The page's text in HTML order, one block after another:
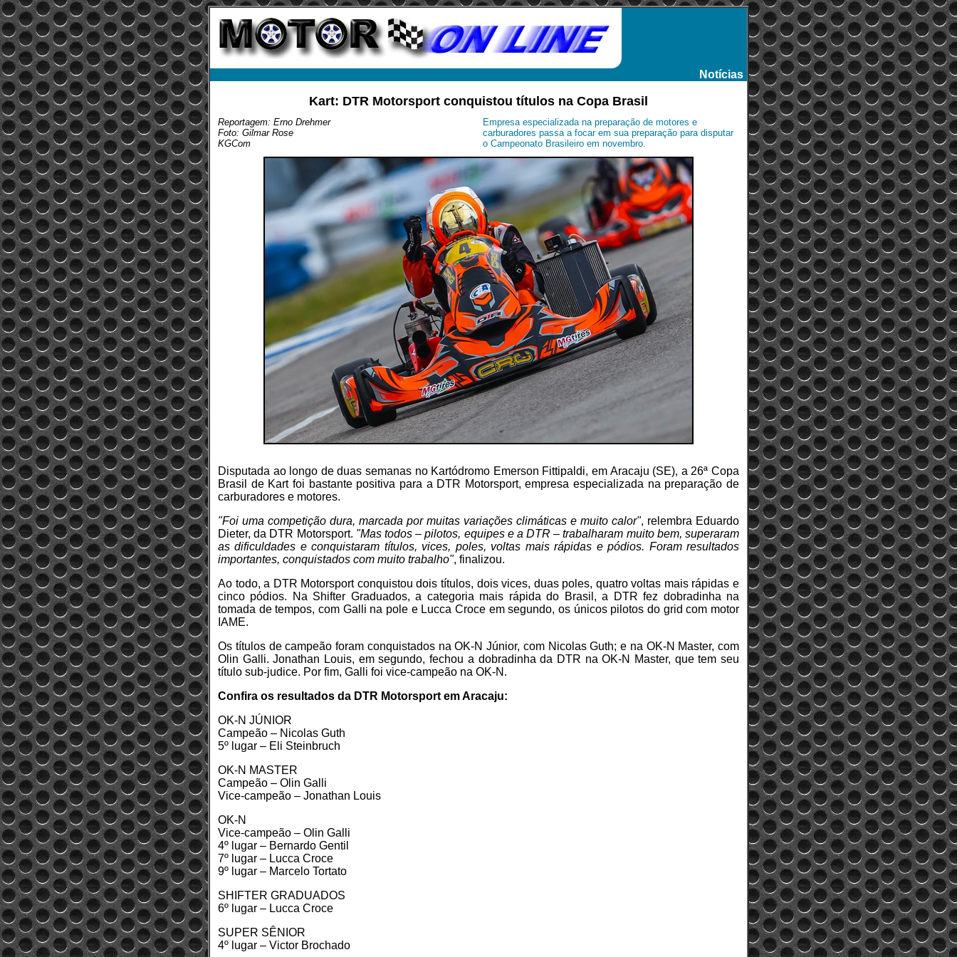
Notícias
Kart: DTR Motorsport conquistou títulos na Copa Brasil
Reportagem: Erno Drehmer
Foto: Gilmar Rose
KGCom
Empresa especializada na preparação de motores e
carburadores passa a focar em sua preparação para disputar
o Campeonato Brasileiro em novembro.
Disputada ao longo de duas semanas no Kartódromo Emerson Fittipaldi, em Aracaju (SE), a 26ª Copa
Brasil de Kart foi bastante positiva para a DTR Motorsport, empresa especializada na preparação de
carburadores e motores.
"Foi uma competição dura, marcada por muitas variações climáticas e muito calor", relembra Eduardo
Dieter, da DTR Motorsport. "Mas todos – pilotos, equipes e a DTR – trabalharam muito bem, superaram
as dificuldades e conquistaram títulos, vices, poles, voltas mais rápidas e pódios. Foram resultados
importantes, conquistados com muito trabalho", finalizou.
Ao todo, a DTR Motorsport conquistou dois títulos, dois vices, duas poles, quatro voltas mais rápidas e
cinco pódios. Na Shifter Graduados, a categoria mais rápida do Brasil, a DTR fez dobradinha na
tomada de tempos, com Galli na pole e Lucca Croce em segundo, os únicos pilotos do grid com motor
IAME.
Os títulos de campeão foram conquistados na OK-N Júnior, com Nicolas Guth; e na OK-N Master, com
Olin Galli. Jonathan Louis, em segundo, fechou a dobradinha da DTR na OK-N Master, que tem seu
título sub-judice. Por fim, Galli foi vice-campeão na OK-N.
Confira os resultados da DTR Motorsport em Aracaju:
OK-N JÚNIOR
Campeão – Nicolas Guth
5º lugar – Eli Steinbruch
OK-N MASTER
Campeão – Olin Galli
Vice-campeão – Jonathan Louis
OK-N
Vice-campeão – Olin Galli
4º lugar – Bernardo Gentil
7º lugar – Lucca Croce
9º lugar – Marcelo Tortato
SHIFTER GRADUADOS
6º lugar – Lucca Croce
SUPER SÊNIOR
4º lugar – Victor Brochado